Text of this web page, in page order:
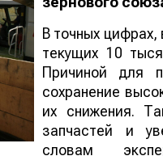
В точных
текущих 10
Причиной для
сохранение
их снижения.
запчастей и
словам